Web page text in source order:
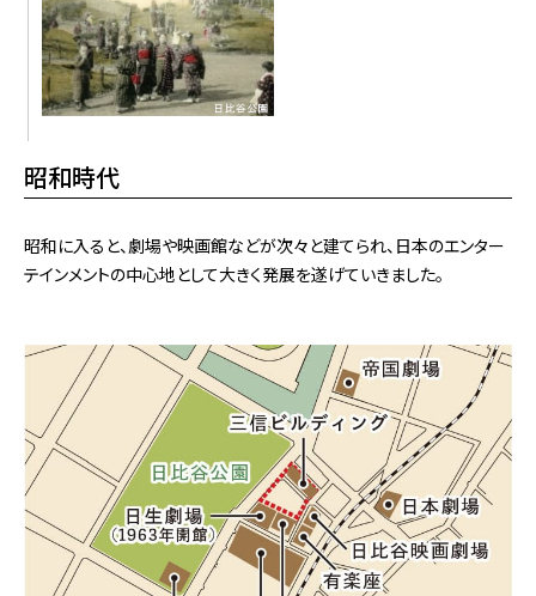
昭和時代
昭和に入ると、劇場や映画館などが次々と建てられ、日本のエンター
テインメントの中心地として大きく発展を遂げていきました。